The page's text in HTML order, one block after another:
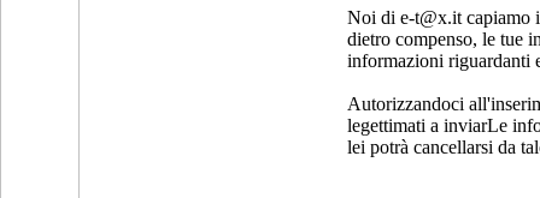
Noi di e-t@x.it capiamo
dietro compenso, le tue
informazioni riguardanti
Autorizzandoci
legettimati a inviarLe
lei potrà cancellarsi da